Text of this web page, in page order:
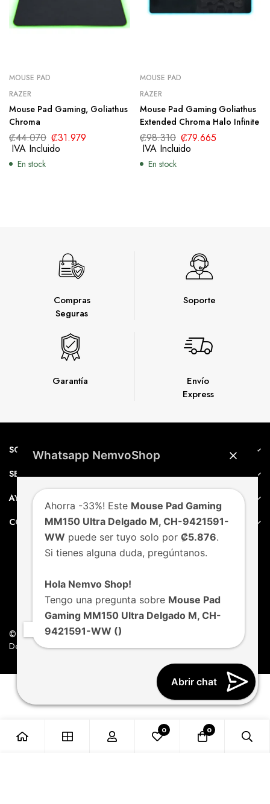
MOUSE PAD
RAZER
Mouse Pad Gaming, Goliathus
Chroma
₡44.070 ₡31.979
IVA Incluido
En stock
MOUSE PAD
RAZER
Mouse Pad Gaming Goliathus
Extended Chroma Halo Infinite
₡98.310 ₡79.665
IVA Incluido
En stock
Garantía
Compras
Seguras
Envío
Express
Soporte
SOBRE NEMVO
SERVICIO AL CLIENTE
AYUDA
CONTACTO
© Nemvo. Todos los derechos Reservados.
Design by Nemvo Agency
0 0
Whatsapp NemvoShop
Ahorra -33%! Este Mouse Pad Gaming
MM150 Ultra Delgado M, CH-9421591-
WW puede ser tuyo solo por ₡5.876.
Si tienes alguna duda, pregúntanos.
Hola Nemvo Shop!
Tengo una pregunta sobre Mouse Pad
Gaming MM150 Ultra Delgado M, CH-
9421591-WW ()
Abrir chat